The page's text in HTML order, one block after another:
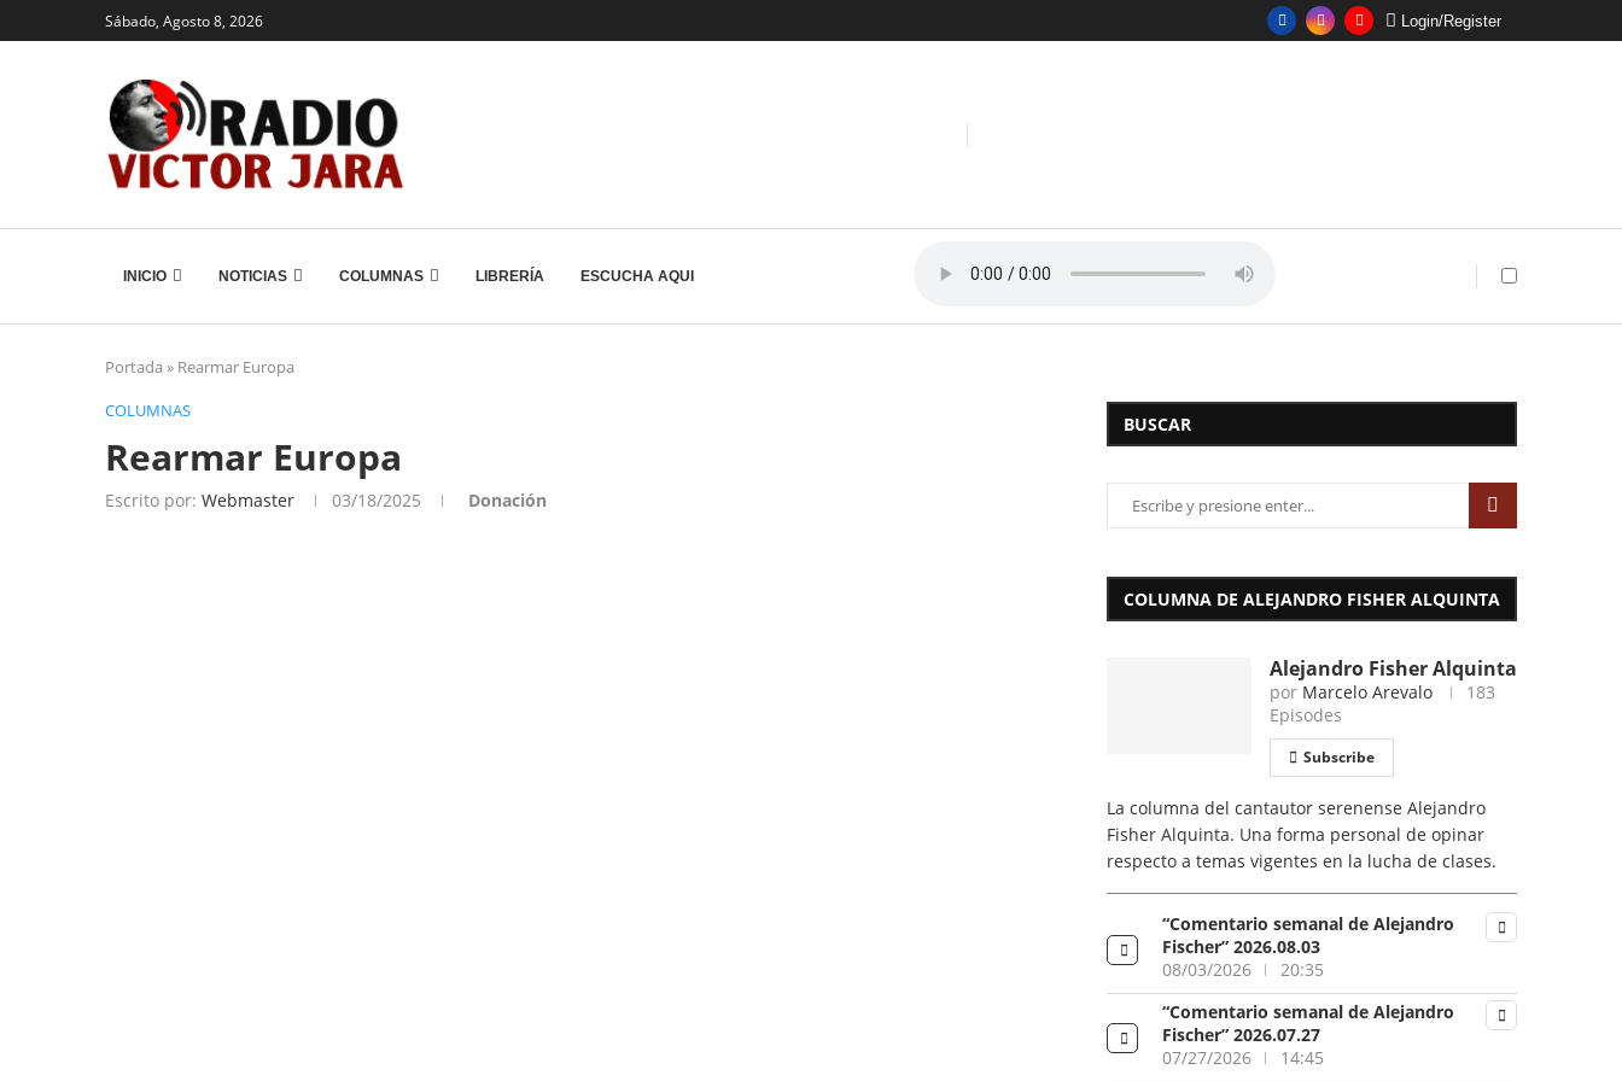
Sábado, Agosto 8, 2026 Login/Register
INICIO NOTICIAS COLUMNAS LIBRERÍA ESCUCHA AQUI
Portada » Rearmar Europa
COLUMNAS
Rearmar Europa
Escrito por: Webmaster 03/18/2025 Donación
BUSCAR
COLUMNA DE ALEJANDRO FISHER ALQUINTA
Alejandro Fisher Alquinta
por Marcelo Arevalo
183
Episodes
Subscribe
La columna del cantautor serenense Alejandro
Fisher Alquinta. Una forma personal de opinar
respecto a temas vigentes en la lucha de clases.
“Comentario semanal de Alejandro
Fischer” 2026.08.03
08/03/2026
20:35
“Comentario semanal de Alejandro
Fischer” 2026.07.27
07/27/2026
14:45